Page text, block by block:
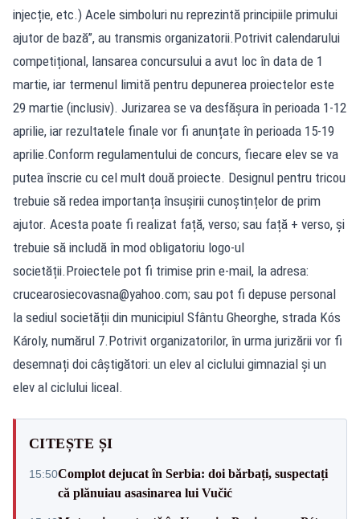
injecție, etc.) Acele simboluri nu reprezintă principiile primului
ajutor de bază”, au transmis organizatorii.Potrivit calendarului
competițional, lansarea concursului a avut loc în data de 1
martie, iar termenul limită pentru depunerea proiectelor este
29 martie (inclusiv). Jurizarea se va desfășura în perioada 1-12
aprilie, iar rezultatele finale vor fi anunțate în perioada 15-19
aprilie.Conform regulamentului de concurs, fiecare elev se va
putea înscrie cu cel mult două proiecte. Designul pentru tricou
trebuie să redea importanța însușirii cunoștințelor de prim
ajutor. Acesta poate fi realizat față, verso; sau față + verso, și
trebuie să includă în mod obligatoriu logo-ul
societății.Proiectele pot fi trimise prin e-mail, la adresa:
crucearosiecovasna@yahoo.com; sau pot fi depuse personal
la sediul societății din municipiul Sfântu Gheorghe, strada Kós
Károly, numărul 7.Potrivit organizatorilor, în urma jurizării vor fi
desemnați doi câștigători: un elev al ciclului gimnazial și un
elev al ciclului liceal.
CITEȘTE ȘI
15:50Complot dejucat în Serbia: doi bărbați, suspectați
că plănuiau asasinarea lui Vučić